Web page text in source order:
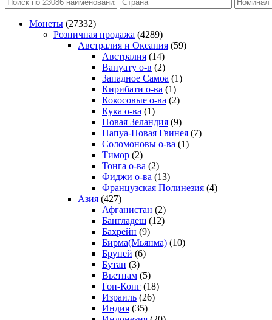
Монеты (27332)
Розничная продажа (4289)
Австралия и Океания (59)
Австралия (14)
Вануату о-в (2)
Западное Самоа (1)
Кирибати о-ва (1)
Кокосовые о-ва (2)
Кука о-ва (1)
Новая Зеландия (9)
Папуа-Новая Гвинея (7)
Соломоновы о-ва (1)
Тимор (2)
Тонга о-ва (2)
Фиджи о-ва (13)
Французская Полинезия (4)
Азия (427)
Афганистан (2)
Бангладеш (12)
Бахрейн (9)
Бирма(Мьянма) (10)
Бруней (6)
Бутан (3)
Вьетнам (5)
Гон-Конг (18)
Израиль (26)
Индия (35)